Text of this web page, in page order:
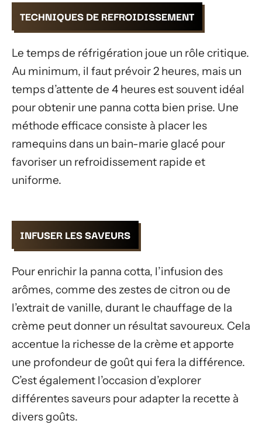
TECHNIQUES DE REFROIDISSEMENT
Le temps de réfrigération joue un rôle critique.
Au minimum, il faut prévoir 2 heures, mais un
temps d’attente de 4 heures est souvent idéal
pour obtenir une panna cotta bien prise. Une
méthode efficace consiste à placer les
ramequins dans un bain-marie glacé pour
favoriser un refroidissement rapide et
uniforme.
INFUSER LES SAVEURS
Pour enrichir la panna cotta, l’infusion des
arômes, comme des zestes de citron ou de
l’extrait de vanille, durant le chauffage de la
crème peut donner un résultat savoureux. Cela
accentue la richesse de la crème et apporte
une profondeur de goût qui fera la différence.
C’est également l’occasion d’explorer
différentes saveurs pour adapter la recette à
divers goûts.